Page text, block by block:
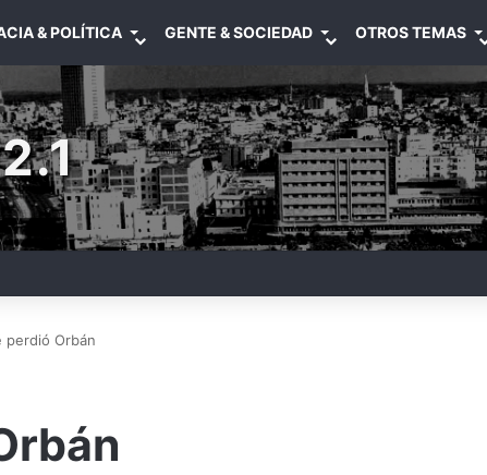
& POLÍTICA GENTE & SOCIEDAD OTROS TEMAS
perdió Orbán